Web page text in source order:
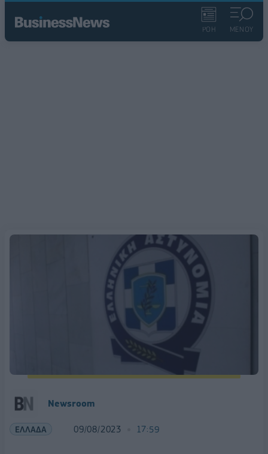
ΡΟΗ ΜΕΝΟΥ
Newsroom
ΕΛΛΑΔΑ 09/08/2023 17:59